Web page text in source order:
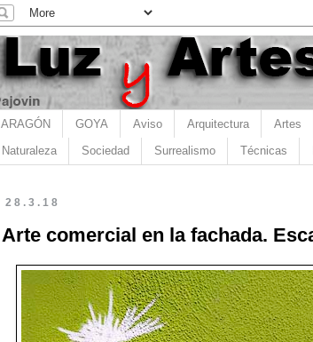
ARAGÓN GOYA Aviso Arquitectura Artes
Naturaleza Sociedad Surrealismo Técnicas
28.3.18
Arte comercial en la fachada.